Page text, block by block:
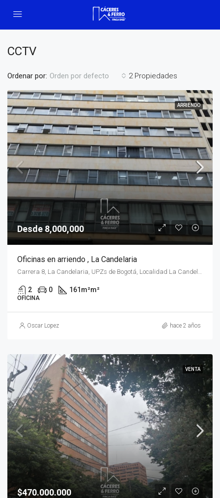
CCTV
2 Propiedades
Ordenar por: Orden por defecto
ARRIENDO
Desde 8,000,000
Oficinas en arriendo , La Candelaria
2 0 161m²m²
OFICINA
Oscar Lopez hace 2 años
VENTA
$470.000.000